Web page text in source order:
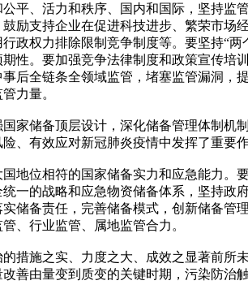
平、活力和秩序、国内和国际，坚持
励支持企业在促进科技进步、繁荣市
政权力排除限制竞争制度等。要坚持“
性。要加强竞争法律制度和政策宣传
后全链条全领域监管，堵塞监管漏洞，
力量。
家储备顶层设计，深化储备管理体制
、有效应对新冠肺炎疫情中发挥了重要作
地位相符的国家储备实力和应急能力。
一的战略和应急物资储备体系，坚持
储备责任，完善储备模式，创新储备管
、行业监管、属地监管合力。
措施之实、力度之大、成效之显著前所
善由量变到质变的关键时期，污染防治